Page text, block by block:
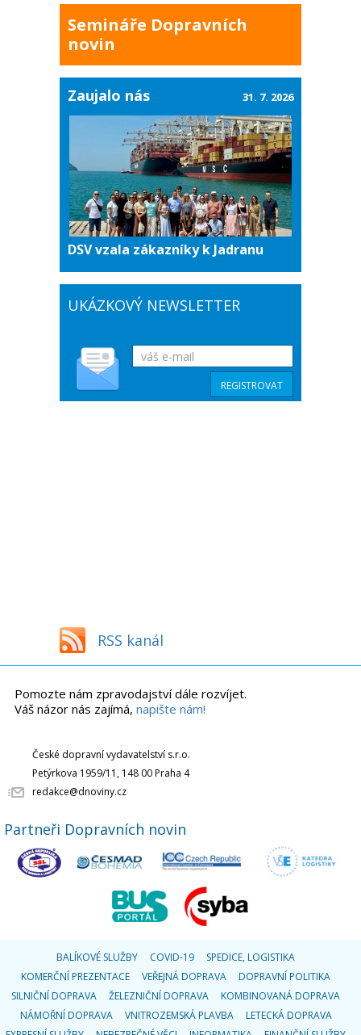
Semináře Dopravních
novin
Zaujalo nás
DSV vzala zákazníky k Jadranu
31. 7. 2026
UKÁZKOVÝ NEWSLETTER
RSS kanál
Pomozte nám zpravodajství dále rozvíjet.
Váš názor nás zajímá, napište nám!
České dopravní vydavatelství s.r.o.
Petýrkova 1959/11, 148 00 Praha 4
redakce@dnoviny.cz
Partneři Dopravních novin
BALÍKOVÉ SLUŽBY COVID-19
SPEDICE, LOGISTIKA
KOMERČNÍ PREZENTACE
VEŘEJNÁ DOPRAVA
DOPRAVNÍ POLITIKA
SILNIČNÍ DOPRAVA
ŽELEZNIČNÍ DOPRAVA
KOMBINOVANÁ DOPRAVA
NÁMOŘNÍ DOPRAVA
VNITROZEMSKÁ PLAVBA
LETECKÁ DOPRAVA